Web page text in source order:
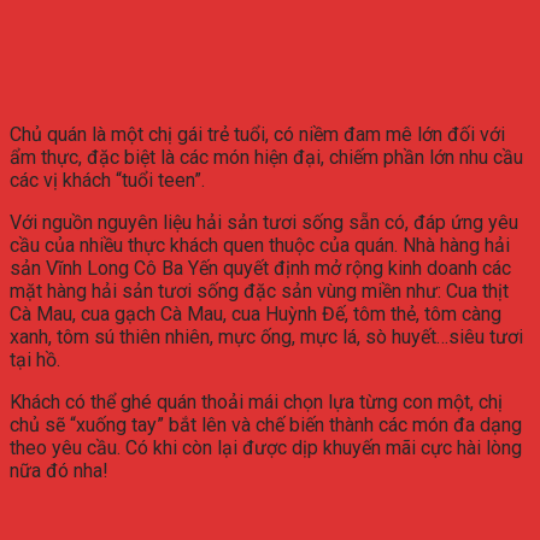
Chủ quán là một chị gái trẻ tuổi, có niềm đam mê lớn đối với
ẩm thực, đặc biệt là các món hiện đại, chiếm phần lớn nhu cầu
các vị khách “tuổi teen”.
Với nguồn nguyên liệu hải sản tươi sống sẵn có, đáp ứng yêu
cầu của nhiều thực khách quen thuộc của quán. Nhà hàng hải
sản Vĩnh Long Cô Ba Yến quyết định mở rộng kinh doanh các
mặt hàng hải sản tươi sống đặc sản vùng miền như: Cua thịt
Cà Mau, cua gạch Cà Mau, cua Huỳnh Đế, tôm thẻ, tôm càng
xanh, tôm sú thiên nhiên, mực ống, mực lá, sò huyết…siêu tươi
tại hồ.
Khách có thể ghé quán thoải mái chọn lựa từng con một, chị
chủ sẽ “xuống tay” bắt lên và chế biến thành các món đa dạng
theo yêu cầu. Có khi còn lại được dịp khuyến mãi cực hài lòng
nữa đó nha!